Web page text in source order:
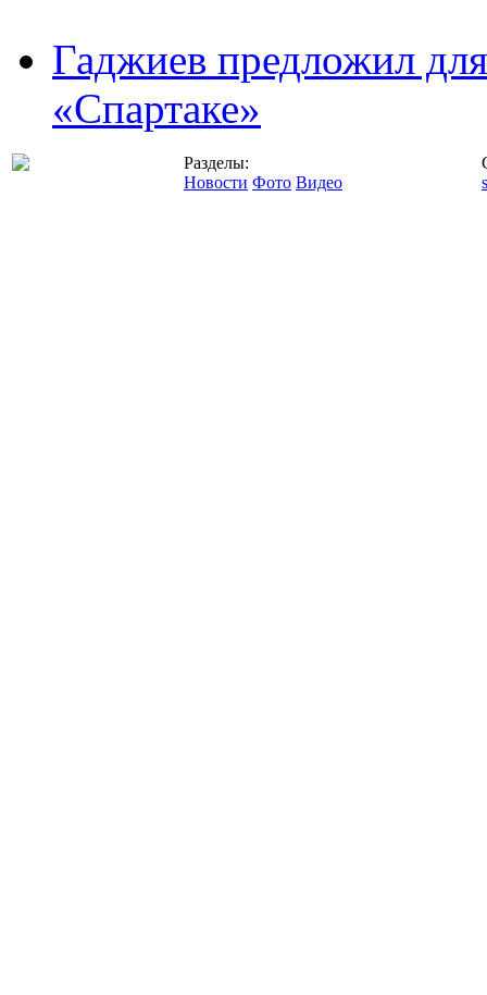
Гаджиев предложил
«Спартаке»
Разделы:
Новости Фото Видео